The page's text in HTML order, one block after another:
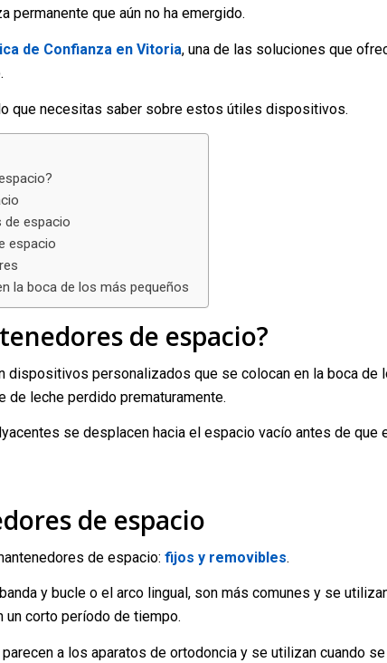
permanente que aún no ha emergido.
de Confianza en Vitoria, una de las soluciones que
que necesitas saber sobre estos útiles dispositivos.
de espacio
espacio
la boca de los más pequeños
de espacio?
dispositivos personalizados que se colocan en la boca de
de leche perdido prematuramente.
se desplacen hacia el espacio vacío antes de que
de espacio
de espacio: fijos y removibles.
y bucle o el arco lingual, son más comunes y se
un corto período de tiempo.
a los aparatos de ortodoncia y se utilizan cuando